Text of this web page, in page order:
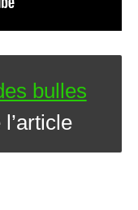
bulles
l’article